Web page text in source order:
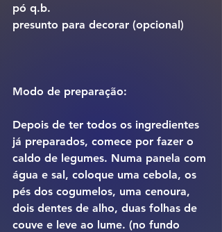
pó q.b.
presunto para decorar (opcional)
Modo de preparação:
Depois de ter todos os ingredientes
já preparados, comece por fazer o
caldo de legumes. Numa panela com
água e sal, coloque uma cebola, os
pés dos cogumelos, uma cenoura,
dois dentes de alho, duas folhas de
couve e leve ao lume. (no fundo